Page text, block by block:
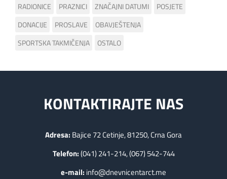
RADIONICE
PRAZNICI ZNAČAJNI DATUMI
POSJETE
DONACIJE
PROSLAVE
OBAVJEŠTENJA
SPORTSKA TAKMIČENJA
OSTALO
KONTAKTIRAJTE NAS
Adresa: Bajice 72 Cetinje, 81250, Crna Gora
Telefon:(041) 241-214, (067) 542-744
e-mail: info@dnevnicentarct.me